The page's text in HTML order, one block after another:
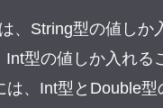
、String型の値しか
型の値しか入れる
は、Int型とDouble型